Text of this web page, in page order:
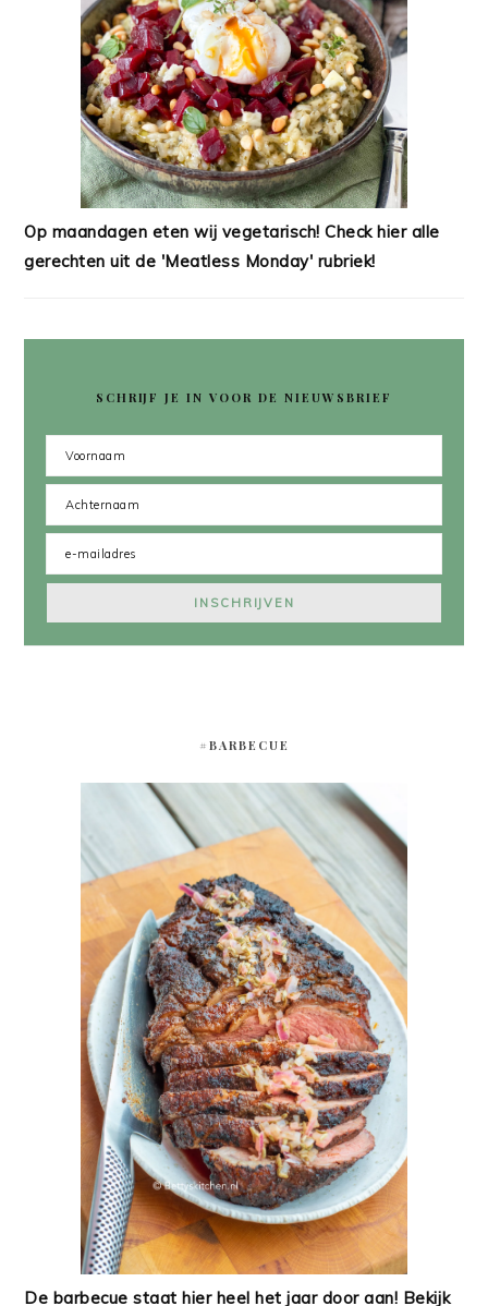
Op maandagen eten wij vegetarisch! Check hier alle
gerechten uit de 'Meatless Monday' rubriek!
SCHRIJF JE IN VOOR DE NIEUWSBRIEF
#BARBECUE
De barbecue staat hier heel het jaar door aan! Bekijk